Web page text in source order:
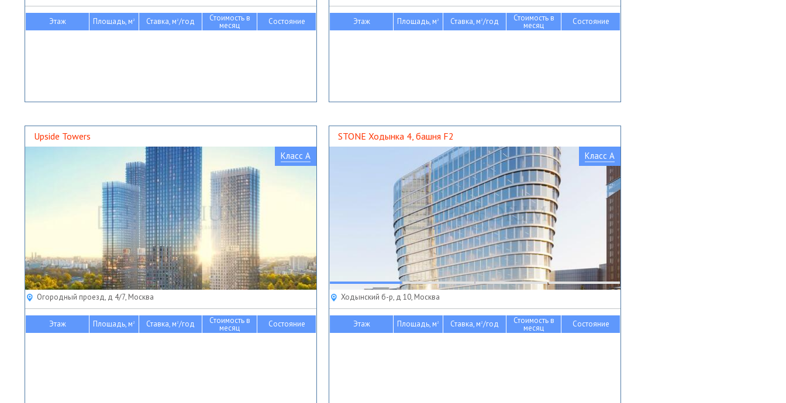
Этаж Площадь, м2 Ставка, м2/год Стоимость в
месяц Состояние Этаж Площадь, м2 Ставка, м2/год Стоимость в
месяц Состояние
Upside Towers
Класс A
Огородный проезд, д 4/7, Москва
Этаж Площадь, м2 Ставка, м2/год Стоимость в
месяц Состояние
STONE Ходынка 4, башня F2
Класс A
Ходынский б-р, д 10, Москва
Этаж Площадь, м2 Ставка, м2/год Стоимость в
месяц Состояние